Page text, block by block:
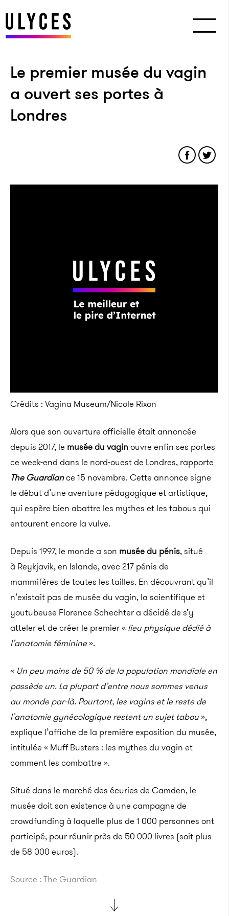
Le premier musée du vagin
a ouvert ses portes à
Londres
Crédits : Vagina Museum/Nicole Rixon
Alors que son ouverture officielle était annoncée
depuis 2017, le musée du vagin ouvre enfin ses portes
ce week-end dans le nord-ouest de Londres, rapporte
The Guardiance 15 novembre. Cette annonce signe
le début d’une aventure pédagogique et artistique,
qui espère bien abattre les mythes et les tabous qui
entourent encore la vulve.
Depuis 1997, le monde a son musée du pénis, situé
à Reykjavik,en Islande, avec 217 pénis de
mammifères de toutes les tailles. En découvrant qu’il
n’existait pas de musée du vagin, la scientifique et
youtubeuse Florence Schechter a décidé de s’y
atteler et de créer le premier « lieu physique dédié à
l’anatomie féminine».
« Un peu moins de 50 % de la population mondiale en
possède un. La plupart d’entre nous sommes venus
au monde par-là. Pourtant, les vagins et le reste de
l’anatomie gynécologique restent un sujet tabou»,
explique l’affiche de la première exposition du musée,
intitulée « Muff Busters : les mythes du vagin et
comment les combattre ».
Situé dans le marché des écuries de Camden, le
musée doit son existence à une campagne de
crowdfunding à laquelle plus de 1 000 personnes ont
participé, pour réunir près de 50 000 livres (soit plus
de 58 000 euros).
Source : The Guardian